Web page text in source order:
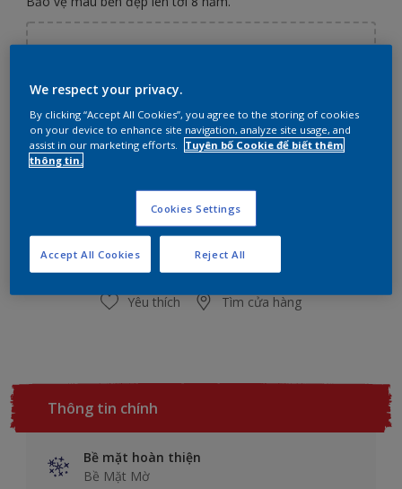
Kích thước
1 5 15
Tính sơn
Yêu thích Tìm cửa hàng
Thông tin chính
Bề mặt hoàn thiện
Bề Mặt Mờ
We respect your privacy.
By clicking “Accept All Cookies”, you agree to the storing of cookies
on your device to enhance site navigation, analyze site usage, and
assist in our marketing efforts.
Tuyên bố Cookie để biết thêm
thông tin.
Cookies Settings
Reject All
Accept All Cookies